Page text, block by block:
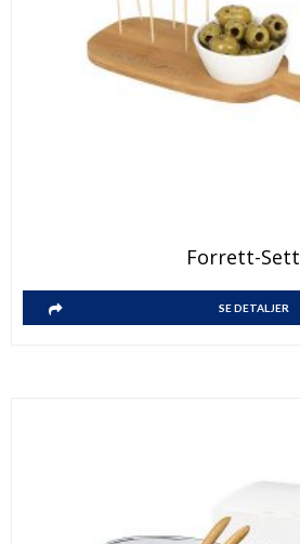
Forrett-Sett
SE DETALJER